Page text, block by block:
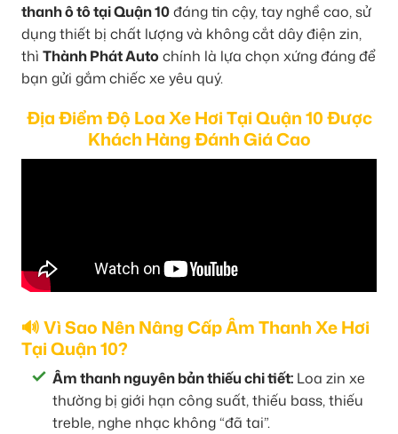
thanh ô tô tại Quận 10đáng tin cậy, tay nghề cao, sử
dụng thiết bị chất lượng và không cắt dây điện zin,
thì Thành Phát Auto chính là lựa chọn xứng đáng để
bạn gửi gắm chiếc xe yêu quý.
Địa Điểm Độ Loa Xe Hơi Tại Quận 10 Được
Khách Hàng Đánh Giá Cao
🔊 Vì Sao Nên Nâng Cấp Âm Thanh Xe Hơi
Tại Quận 10?
Âm thanh nguyên bản thiếu chi tiết: Loa zin xe
thường bị giới hạn công suất, thiếu bass, thiếu
treble, nghe nhạc không “đã tai”.